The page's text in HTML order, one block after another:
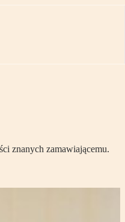
znanych zamawiającemu.